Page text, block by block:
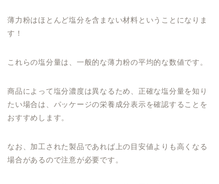
薄力粉はほとんど塩分を含まない材料ということになりま
す！
これらの塩分量は、一般的な薄力粉の平均的な数値です。
商品によって塩分濃度は異なるため、正確な塩分量を知り
たい場合は、パッケージの栄養成分表示を確認することを
おすすめします。
なお、加工された製品であれば上の目安値よりも高くなる
場合があるので注意が必要です。